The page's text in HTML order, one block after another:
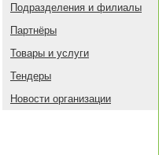
Подразделения и филиалы
Партнёры
Товары и услуги
Тендеры
Новости организации